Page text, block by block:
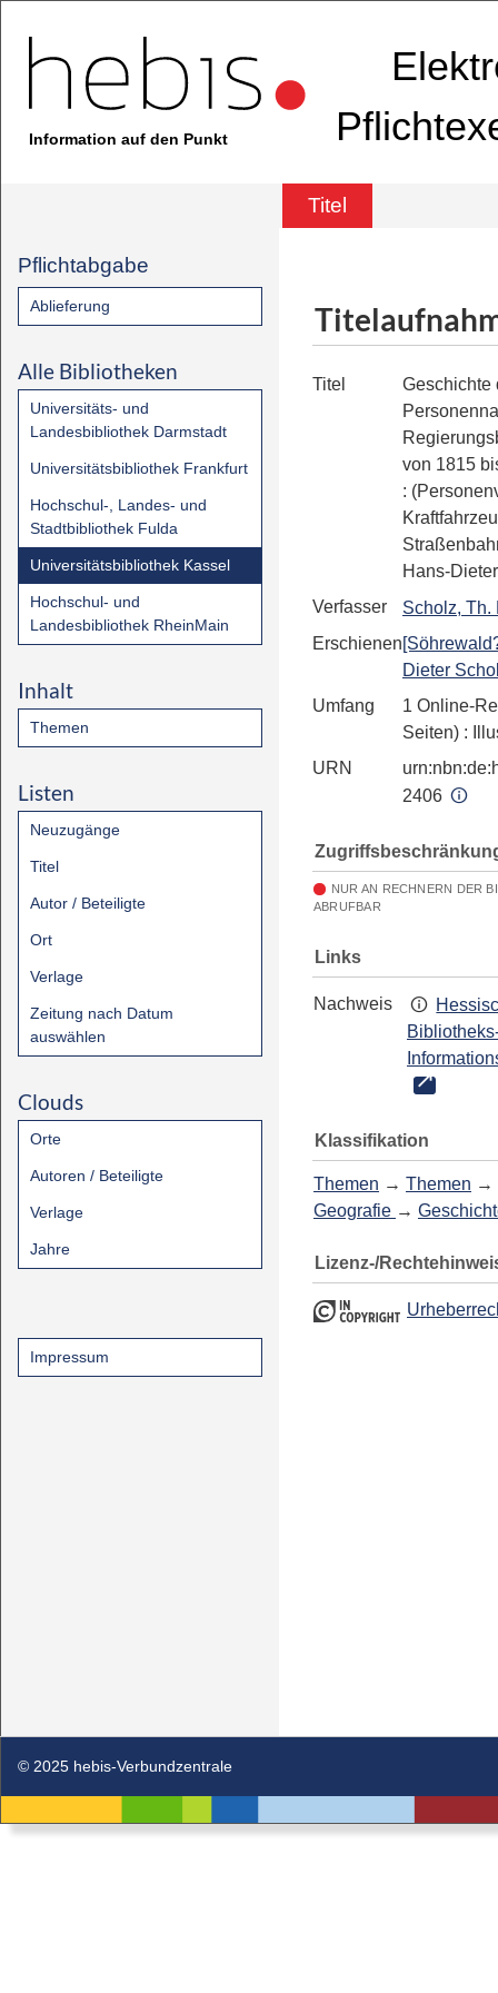
Information auf den Punkt
Titel
Pflichtabgabe
Ablieferung
Alle Bibliotheken
Universitäts- und
Landesbibliothek Darmstadt
Universitätsbibliothek Frankfurt
Hochschul-, Landes- und
Stadtbibliothek Fulda
Universitätsbibliothek Kassel
Hochschul- und
Landesbibliothek RheinMain
Inhalt
Themen
Listen
Neuzugänge
Titel
Autor / Beteiligte
Ort
Verlage
Zeitung nach Datum
auswählen
Clouds
Orte
Autoren / Beteiligte
Verlage
Jahre
Impressum
Titel
Geschichte
von 1815
:
Hans-
Verfasser
Scholz, Th.
Erschienen
Dieter
Umfang
1 Online-
Seiten) :
URN
2406
NUR AN RECHNERN DER
ABRUFBAR
Links
Nachweis
Klassifikation
Themen → Themen →
Geografie →
Lizenz-/
© 2025 hebis-Verbundzentrale